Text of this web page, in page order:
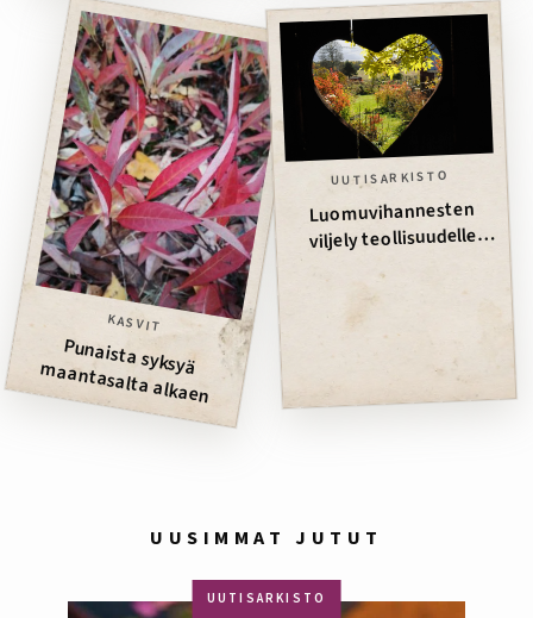
KASVIT
Punaista syksyä m
aantasalta alkaen
UUTISARKISTO
Luomuvihannesten
viljely teollisuudelle
UUSIMMAT JUTUT
UUTISARKISTO